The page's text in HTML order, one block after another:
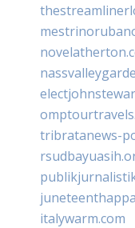
tribratanews-
italywarm.com